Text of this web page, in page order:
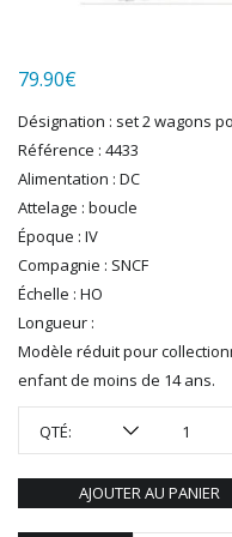
MAKETTE
MARLKIN
MKD
NOREV
NOVATEUR MODELES
PECO
PG mini
PIKO
PN SUD MODELISME
PREISER
PRINCE AUGUST
R37
REDUTEX
RÉGIONS ET COMPAGNIES
79.90€
Désignation : set 2 wagons
Référence : 4433
Alimentation : DC
Attelage : boucle
Époque : IV
Compagnie : SNCF
Échelle : HO
Longueur :
Modèle réduit pour
enfant de moins de 14 ans.
QTÉ:
AJOUTER AU PANIER